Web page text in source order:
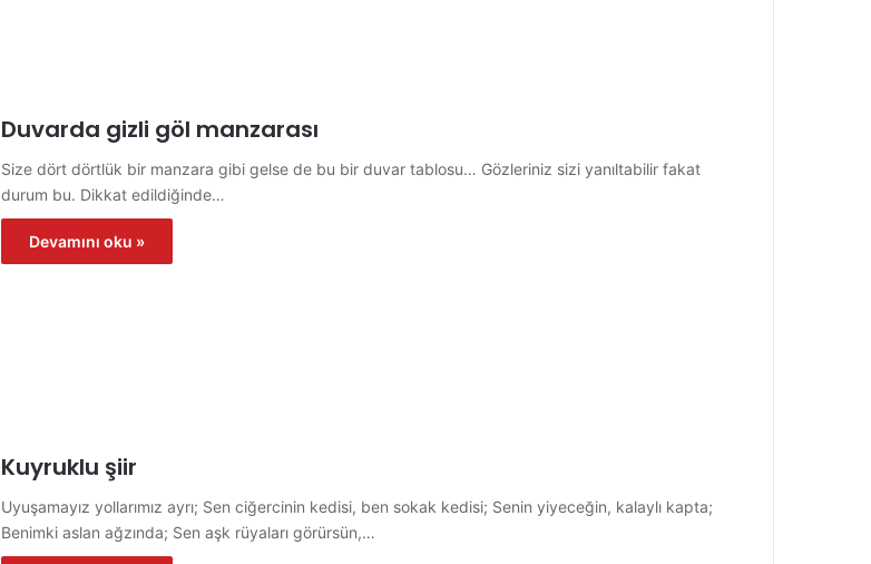
Duvarda gizli göl manzarası
Size dört dörtlük bir manzara gibi gelse de bu bir duvar tablosu… Gözleriniz sizi yanıltabilir fakat
durum bu. Dikkat edildiğinde…
Devamını oku »
Kuyruklu şiir
Uyuşamayız yollarımız ayrı; Sen ciğercinin kedisi, ben sokak kedisi; Senin yiyeceğin, kalaylı kapta;
Benimki aslan ağzında; Sen aşk rüyaları görürsün,…